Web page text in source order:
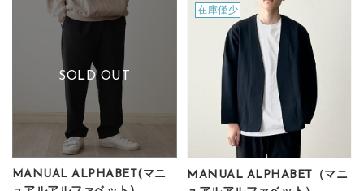
SOLD OUT
MANUAL ALPHABET(マニ
在庫僅少
MANUAL ALPHABET（マニ